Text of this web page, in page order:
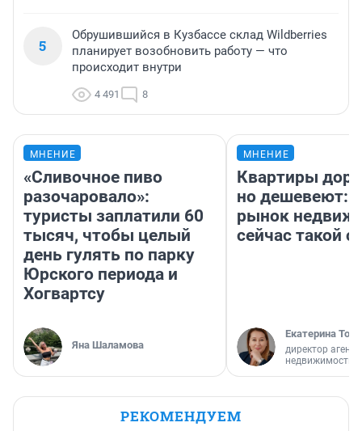
5
Обрушившийся в Кузбассе склад Wildberries
планирует возобновить работу — что
происходит внутри
4 491 8
МНЕНИЕ
«Сливочное пиво
разочаровало»:
туристы заплатили 60
тысяч, чтобы целый
день гулять по парку
Юрского периода и
Хогвартсу
Яна Шаламова
МНЕНИЕ
Квартиры
но дешевеют:
рынок
сейчас такой
Екатерина
директор
недвижимости
РЕКОМЕНДУЕМ